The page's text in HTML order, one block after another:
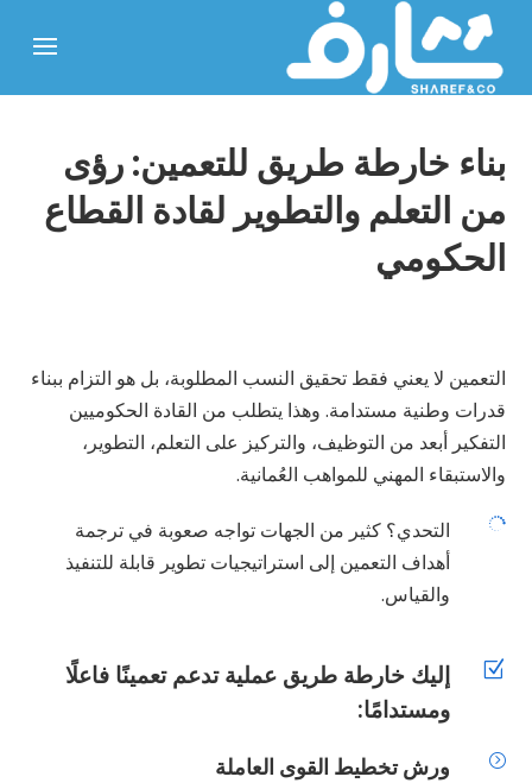
بناء خارطة طريق للتعمين: رؤى
من التعلم والتطوير لقادة القطاع
الحكومي
التعمين لا يعني فقط تحقيق النسب المطلوبة، بل هو التزام ببناء
قدرات وطنية مستدامة. وهذا يتطلب من القادة الحكوميين
التفكير أبعد من التوظيف، والتركيز على التعلم، التطوير،
والاستبقاء المهني للمواهب العُمانية.

التحدي؟ كثير من الجهات تواجه صعوبة في ترجمة
أهداف التعمين إلى استراتيجيات تطوير قابلة للتنفيذ
والقياس.
Z
إليك خارطة طريق عملية تدعم تعمينًا فاعلًا
ومستدامًا:
= ورش تخطيط القوى العاملة